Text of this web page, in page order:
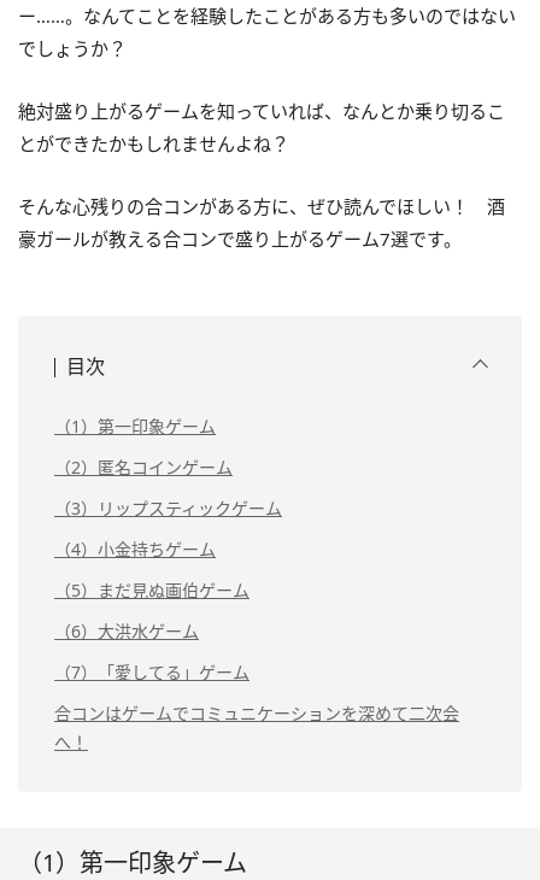
ー……。なんてことを経験したことがある方も多いのではない
でしょうか？
絶対盛り上がるゲームを知っていれば、なんとか乗り切るこ
とができたかもしれませんよね？
そんな心残りの合コンがある方に、ぜひ読んでほしい！ 酒
豪ガールが教える合コンで盛り上がるゲーム7選です。
目次
（1）第一印象ゲーム
（2）匿名コインゲーム
（3）リップスティックゲーム
（4）小金持ちゲーム
（5）まだ見ぬ画伯ゲーム
（6）大洪水ゲーム
（7）「愛してる」ゲーム
合コンはゲームでコミュニケーションを深めて二次会
へ！
（1）第一印象ゲーム